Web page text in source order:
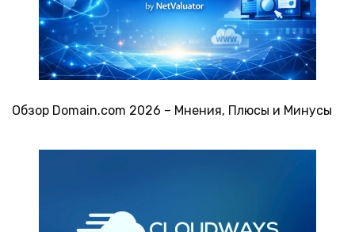
Обзор Domain.com 2026 – Мнения, Плюсы и Минусы